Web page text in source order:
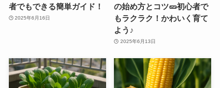
者でもできる簡単ガイド！
2025年6月16日
の始め方とコツ🥒初心者で
もラクラク！かわいく育て
よう♪
2025年6月13日